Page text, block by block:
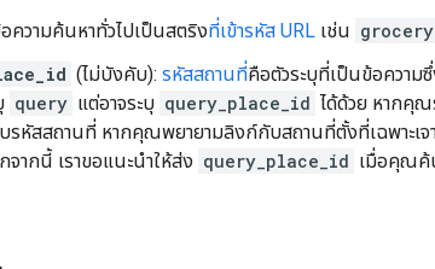
ความค้นหาทั่วไปเป็นสตริงที่เข้ารหัส URL เช่น
(ไม่บังคับ): รหัสสถานที่คือตัวระบุที่เป็นข้อความ
query แต่อาจระบุ query_place_id ได้ด้วย หากคุณ
บรหัสสถานที่ หากคุณพยายามลิงก์กับสถานที่ตั้งที่เฉพาะ
จากนี้ เราขอแนะนำให้ส่ง query_place_id เมื่อคุณค้